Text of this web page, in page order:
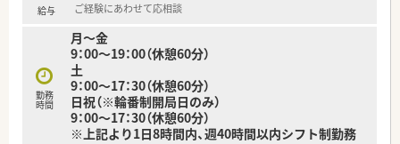
給与 ご経験にあわせて応相談
勤務
時間
月～金
9：00～19：00（休憩60分）
土
9：00～17：30（休憩60分）
日祝（※輪番制開局日のみ）
9：00～17：30（休憩60分）
※上記より1日8時間内、週40時間以内シフト制勤務